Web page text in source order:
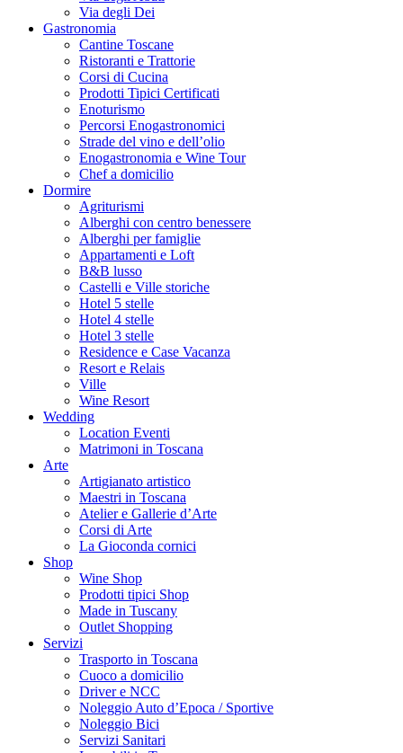
Via degli Dei
Gastronomia
Cantine Toscane
Ristoranti e Trattorie
Corsi di Cucina
Prodotti Tipici Certificati
Enoturismo
Percorsi Enogastronomici
Strade del vino e dell’olio
Enogastronomia e Wine Tour
Chef a domicilio
Dormire
Agriturismi
Alberghi con centro benessere
Alberghi per famiglie
Appartamenti e Loft
B&B lusso
Castelli e Ville storiche
Hotel 5 stelle
Hotel 4 stelle
Hotel 3 stelle
Residence e Case Vacanza
Resort e Relais
Ville
Wine Resort
Wedding
Location Eventi
Matrimoni in Toscana
Arte
Artigianato artistico
Maestri in Toscana
Atelier e Gallerie d’Arte
Corsi di Arte
La Gioconda cornici
Shop
Wine Shop
Prodotti tipici Shop
Made in Tuscany
Outlet Shopping
Servizi
Trasporto in Toscana
Cuoco a domicilio
Driver e NCC
Noleggio Auto d’Epoca / Sportive
Noleggio Bici
Servizi Sanitari